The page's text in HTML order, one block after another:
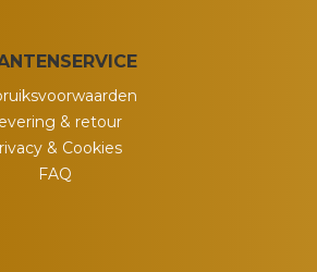
& retour
& Cookies
FAQ